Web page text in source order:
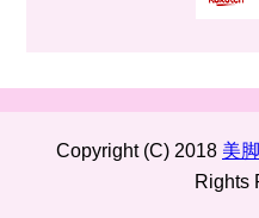
Copyright (C) 2018 美
Rights